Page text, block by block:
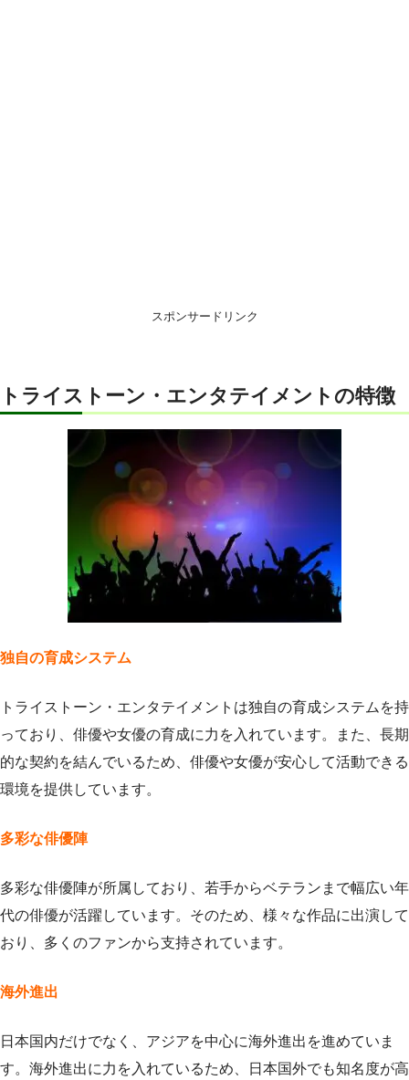
スポンサードリンク
トライストーン・エンタテイメントの特徴
独自の育成システム
トライストーン・エンタテイメントは独自の育成システムを持
っており、俳優や女優の育成に力を入れています。また、長期
的な契約を結んでいるため、俳優や女優が安心して活動できる
環境を提供しています。
多彩な俳優陣
多彩な俳優陣が所属しており、若手からベテランまで幅広い年
代の俳優が活躍しています。そのため、様々な作品に出演して
おり、多くのファンから支持されています。
海外進出
日本国内だけでなく、アジアを中心に海外進出を進めていま
す。海外進出に力を入れているため、日本国外でも知名度が高